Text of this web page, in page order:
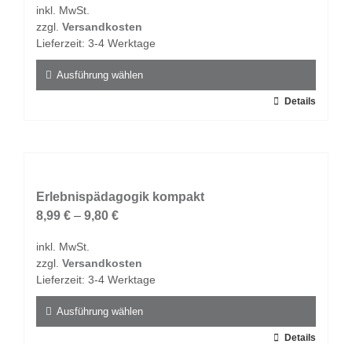
können
auf
Produktseite
gewählt
inkl. MwSt.
zzgl. Versandkosten
Lieferzeit: 3-4 Werktage
Ausführung wählen
auf.
Die
können
auf
Produktseite
gewählt
Details
Erlebnispädagogik kompakt
8,99 € – 9,80 €
inkl. MwSt.
zzgl. Versandkosten
Lieferzeit: 3-4 Werktage
Ausführung wählen
Details